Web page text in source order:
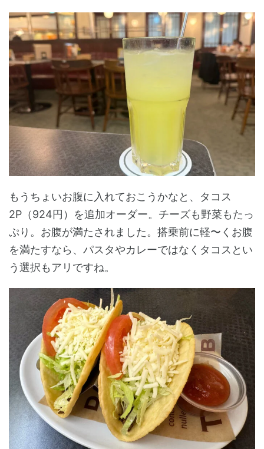
もうちょいお腹に入れておこうかなと、タコス
2P（924円）を追加オーダー。チーズも野菜もたっ
ぷり。お腹が満たされました。搭乗前に軽〜くお腹
を満たすなら、パスタやカレーではなくタコスとい
う選択もアリですね。